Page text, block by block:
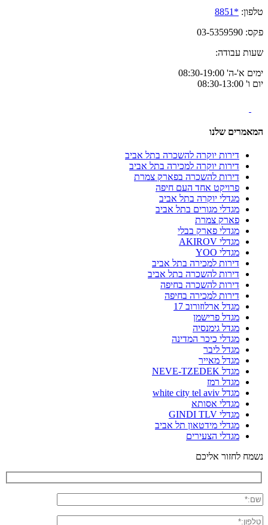
טלפון: *8851
פקס: 03-5359590
שעות עבודה:
ימים א'-ה' 08:30-19:00
יום ו' 08:30-13:00
המאמרים שלנו
דירות יוקרה להשכרה בתל אביב
דירות יוקרה למכירה בתל אביב
דירות להשכרה בפארק צמרת
פרויקט אחד העם חיפה
מגדלי יוקרה בתל אביב
מגדלי מגורים בתל אביב
פארק צמרת
מגדלי פארק בבלי
מגדלי AKIROV
מגדלי YOO
דירות למכירה בתל אביב
דירות להשכרה בתל אביב
דירות להשכרה בחיפה
דירות למכירה בחיפה
מגדל ארלוזורוב 17
מגדל פרישמן
מגדל גימנסיה
מגדלי כיכר המדינה
מגדל ליבר
מגדל מאייר
מגדל NEVE-TZEDEK
מגדל רמז
מגדל white city tel aviv
מגדלי אסותא
מגדלי GINDI TLV
מגדלי מידטאון תל אביב
מגדלי הצעירים
נשמח לחזור אליכם